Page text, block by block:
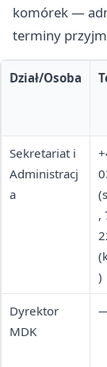
komórek —
terminy
Dział/Osoba
Sekretariat i
Administracj
a
,
)
Dyrektor
MDK